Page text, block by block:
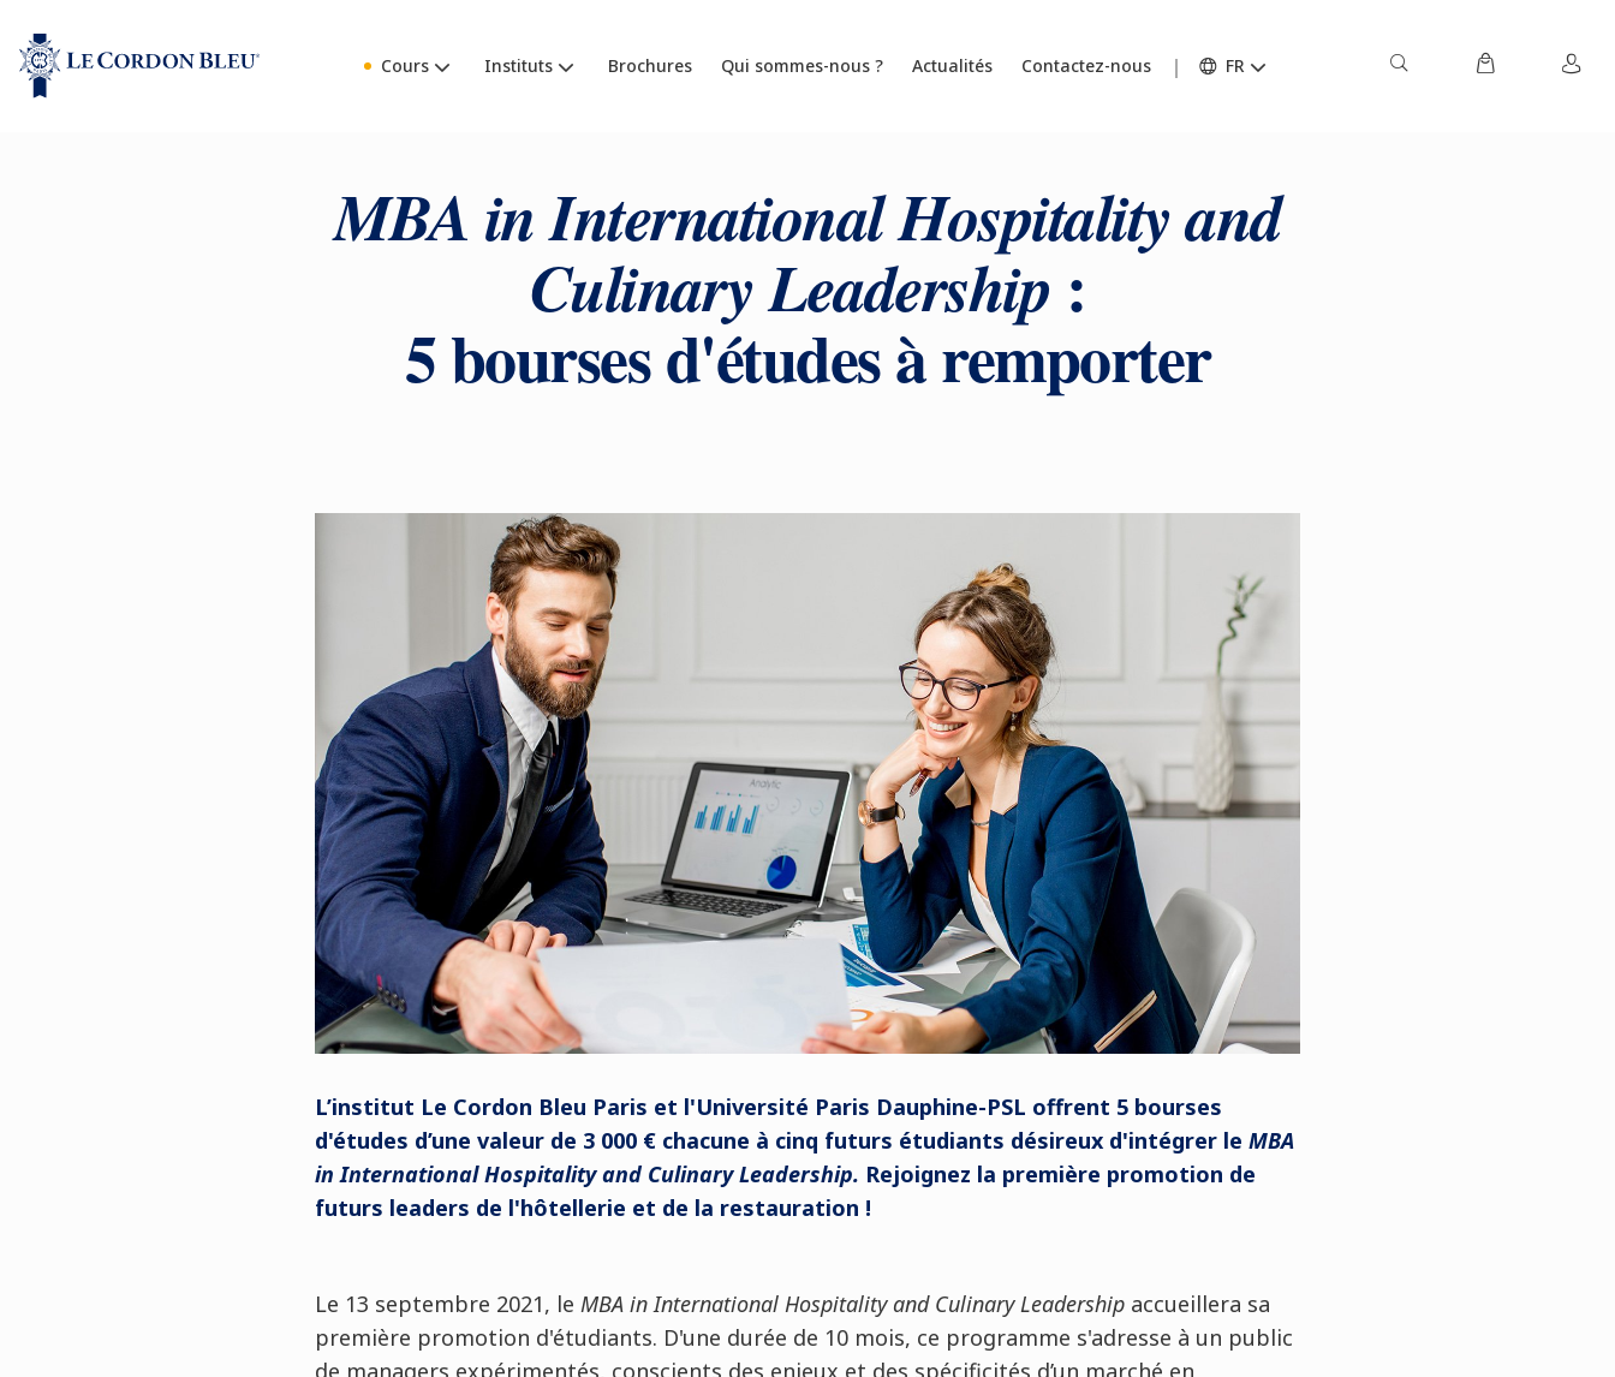
Cours Instituts Brochures Qui sommes-nous ? Actualités Contactez-nous FR
MBA in International Hospitality and
Culinary Leadership :
5 bourses d'études à remporter
L’institut Le Cordon Bleu Paris et l'Université Paris Dauphine-PSL offrent 5 bourses
d'études d’une valeur de 3 000 € chacune à cinq futurs étudiants désireux d'intégrer le MBA
in International Hospitality and Culinary Leadership. Rejoignez la première promotion de
futurs leaders de l'hôtellerie et de la restauration !
Le 13 septembre 2021, le MBA in International Hospitality and Culinary Leadershipaccueillera sa
première promotion d'étudiants. D'une durée de 10 mois, ce programme s'adresse à un public